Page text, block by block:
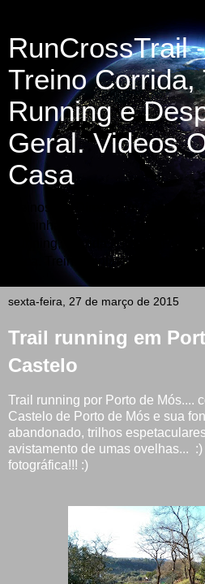
RunCrossTrail
Treino Corrida,
Running e
Geral. Videos
Casa
Treinos em Directo em Casa -
Caminhadas - Vídeos e Fotos -
Running, Corrida, Fitness,
física. Treinos online em video.
sexta-feira, 27 de março de 2015
Trail running em
Castelo
Trail running por Porto de Mós....
Castelo de Porto de Mós e sua
abandonado, trilhos
avistamento de umas ovelhas...
fotográfica!!! :)